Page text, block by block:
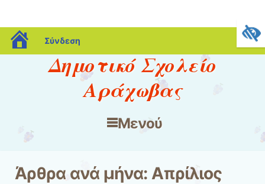
blogs.sch.gr
Σύνδεση
Δημοτικό Σχολείο
Αράχωβας
Μενού
Μετάβαση στο περιεχόμενο
Άρθρα ανά μήνα: Απρίλιος